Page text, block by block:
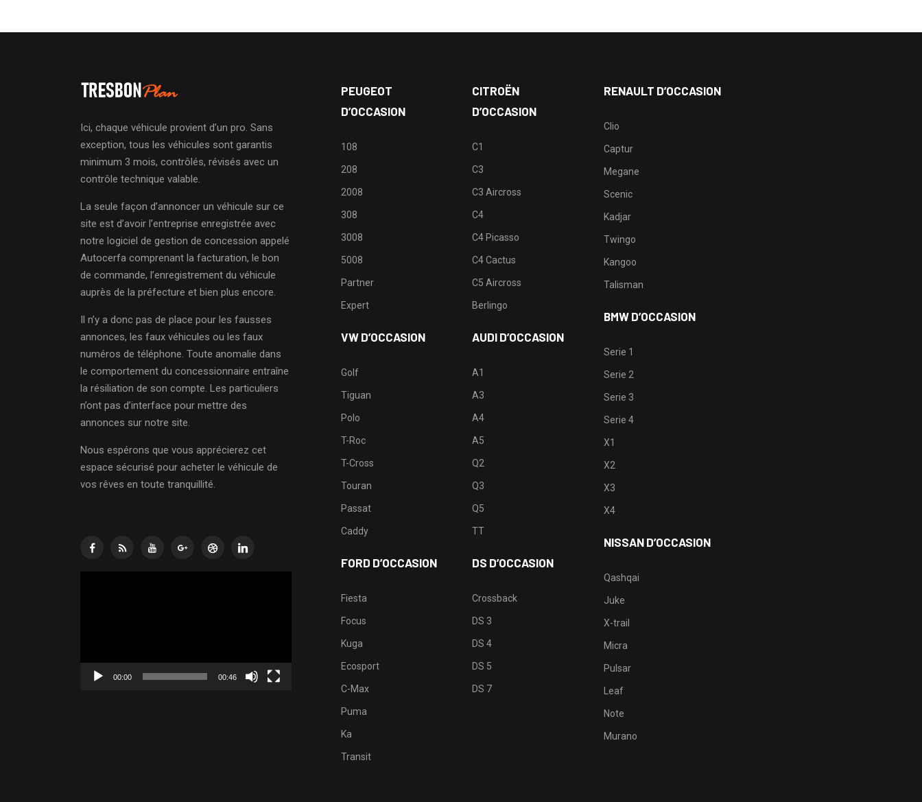
Ici, chaque véhicule provient d’un pro. Sans
exception, tous les véhicules sont garantis
minimum 3 mois, contrôlés, révisés avec un
contrôle technique valable.
La seule façon d’annoncer un véhicule sur ce
site est d’avoir l’entreprise enregistrée avec
notre logiciel de gestion de concession appelé
Autocerfa comprenant la facturation, le bon
de commande, l’enregistrement du véhicule
auprès de la préfecture et bien plus encore.
Il n’y a donc pas de place pour les fausses
annonces, les faux véhicules ou les faux
numéros de téléphone. Toute anomalie dans
le comportement du concessionnaire entraîne
la résiliation de son compte. Les particuliers
n’ont pas d’interface pour mettre des
annonces sur notre site.
Nous espérons que vous apprécierez cet
espace sécurisé pour acheter le véhicule de
vos rêves en toute tranquillité.
00:00 00:46
PEUGEOT
D’OCCASION
108
208
2008
308
3008
5008
Partner
Expert
VW D’OCCASION
Golf
Tiguan
Polo
T-Roc
T-Cross
Touran
Passat
Caddy
FORD D’OCCASION
Fiesta
Focus
Kuga
Ecosport
C-Max
Puma
Ka
Transit
CITROËN
D’OCCASION
C1
C3
C3 Aircross
C4
C4 Picasso
C4 Cactus
C5 Aircross
Berlingo
AUDI D’OCCASION
A1
A3
A4
A5
Q2
Q3
Q5
TT
DS D’OCCASION
Crossback
DS 3
DS 4
DS 5
DS 7
RENAULT D’OCCASION
Clio
Captur
Megane
Scenic
Kadjar
Twingo
Kangoo
Talisman
BMW D’OCCASION
Serie 1
Serie 2
Serie 3
Serie 4
X1
X2
X3
X4
NISSAN D’OCCASION
Qashqai
Juke
X-trail
Micra
Pulsar
Leaf
Note
Murano